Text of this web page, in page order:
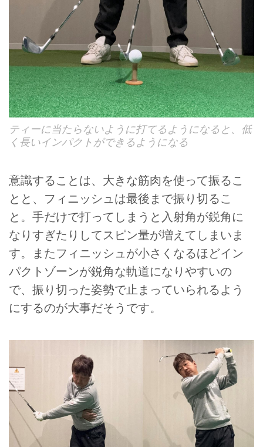
ティーに当たらないように打てるようになると、低
く長いインパクトができるようになる
意識することは、大きな筋肉を使って振るこ
とと、フィニッシュは最後まで振り切るこ
と。手だけで打ってしまうと入射角が鋭角に
なりすぎたりしてスピン量が増えてしまいま
す。またフィニッシュが小さくなるほどイン
パクトゾーンが鋭角な軌道になりやすいの
で、振り切った姿勢で止まっていられるよう
にするのが大事だそうです。